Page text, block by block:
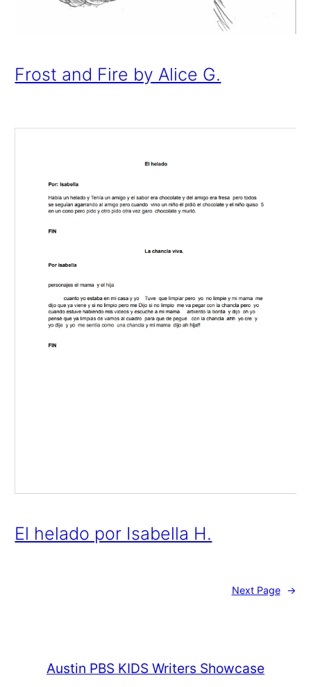
Frost and Fire by Alice G.
El helado por Isabella H.
Next Page →
Austin PBS KIDS Writers Showcase